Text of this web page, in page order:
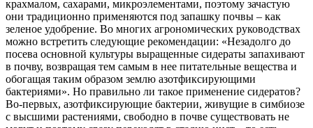
крахмалом, сахарами, микроэлементами, поэтому зачастую
они традиционно применяются под запашку почвы – как
зеленое удобрение. Во многих агрономических руководствах
можно встретить следующие рекомендации: «Незадолго до
посева основной культуры выращенные сидераты запахивают
в почву, возвращая тем самым в нее питательные вещества и
обогащая таким образом землю азотфиксирующими
бактериями». Но правильно ли такое применение сидератов?
Во-первых, азотфиксирующие бактерии, живущие в симбиозе
с высшими растениями, свободно в почве существовать не